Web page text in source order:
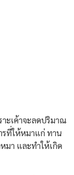
าะเค้าจะลดปริมาณ
รที่ให้หมาแก่ ทาน
มา และทำให้เกิด